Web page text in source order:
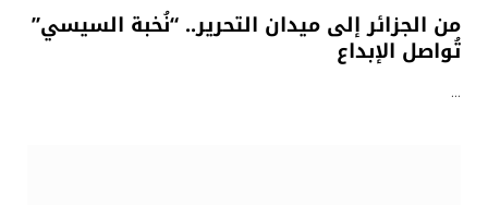
من الجزائر إلى ميدان التحرير.. “نُخبة السيسي”
تُواصل الإبداع
…